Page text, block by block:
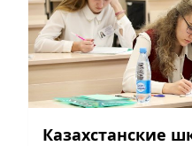
Казахстанские